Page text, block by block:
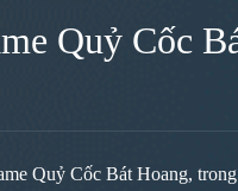
Quỷ Cốc
Quỷ Cốc Bát Hoang,